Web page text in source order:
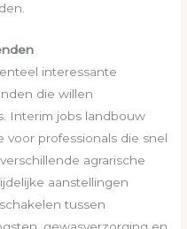
interessante
die willen
Interim jobs landbouw
professionals die snel
agrarische
aanstellingen
tussen